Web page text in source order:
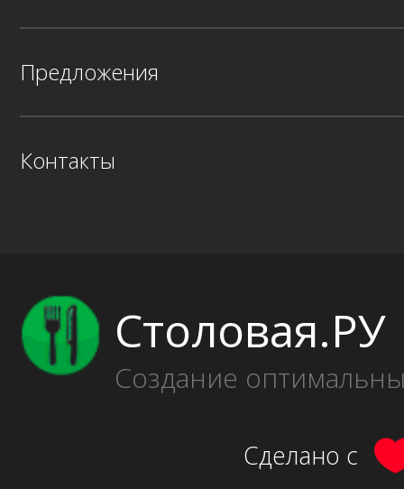
Предложения
Контакты
Столовая.РУ
Создание
Сделано с